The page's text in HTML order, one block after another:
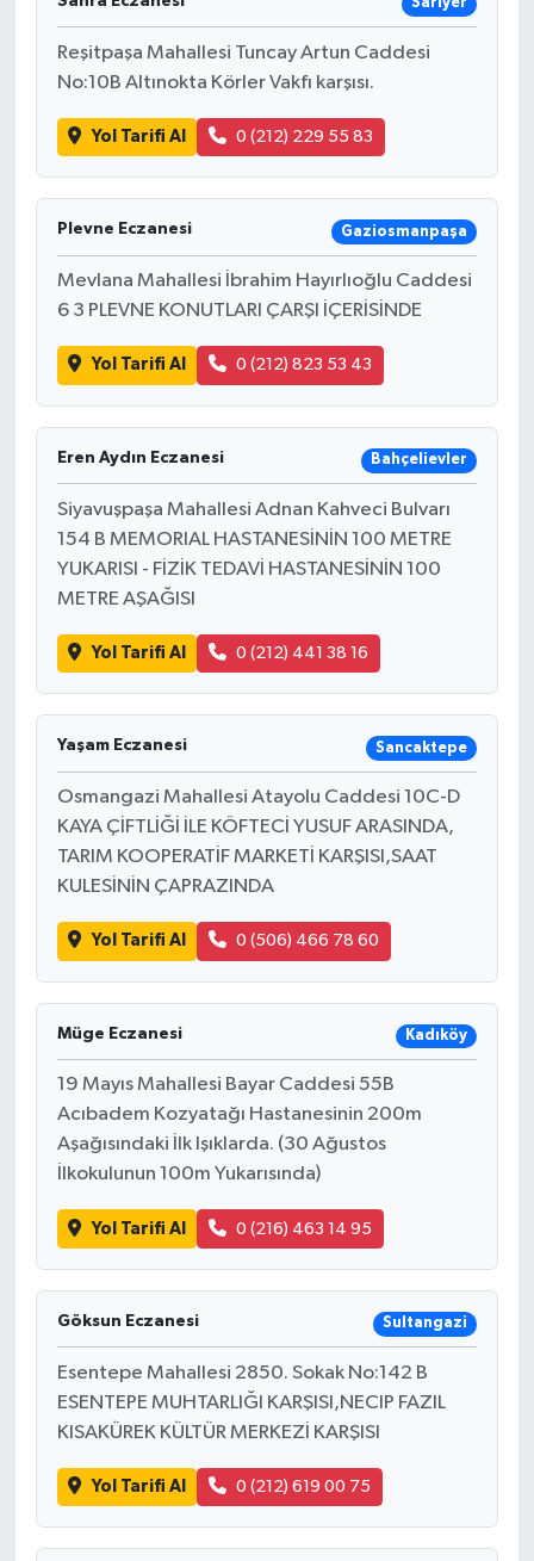
Sarıyer
Reşitpaşa Mahallesi Tuncay Artun Caddesi
No:10B Altınokta Körler Vakfı karşısı.
Yol Tarifi Al 0 (212) 229 55 83
Plevne Eczanesi Gaziosmanpaşa
Mevlana Mahallesi İbrahim Hayırlıoğlu Caddesi
6 3 PLEVNE KONUTLARI ÇARŞI İÇERİSİNDE
Yol Tarifi Al 0 (212) 823 53 43
Eren Aydın Eczanesi Bahçelievler
Siyavuşpaşa Mahallesi Adnan Kahveci Bulvarı
154 B MEMORIAL HASTANESİNİN 100 METRE
YUKARISI - FİZİK TEDAVİ HASTANESİNİN 100
METRE AŞAĞISI
Yol Tarifi Al 0 (212) 441 38 16
Yaşam Eczanesi Sancaktepe
Osmangazi Mahallesi Atayolu Caddesi 10C-D
KAYA ÇİFTLİĞİ İLE KÖFTECİ YUSUF ARASINDA,
TARIM KOOPERATİF MARKETİ KARŞISI,SAAT
KULESİNİN ÇAPRAZINDA
Yol Tarifi Al 0 (506) 466 78 60
Müge Eczanesi Kadıköy
19 Mayıs Mahallesi Bayar Caddesi 55B
Acıbadem Kozyatağı Hastanesinin 200m
Aşağısındaki İlk Işıklarda. (30 Ağustos
İlkokulunun 100m Yukarısında)
Yol Tarifi Al 0 (216) 463 14 95
Göksun Eczanesi Sultangazi
Esentepe Mahallesi 2850. Sokak No:142 B
ESENTEPE MUHTARLIĞI KARŞISI,NECIP FAZIL
KISAKÜREK KÜLTÜR MERKEZİ KARŞISI
Yol Tarifi Al 0 (212) 619 00 75